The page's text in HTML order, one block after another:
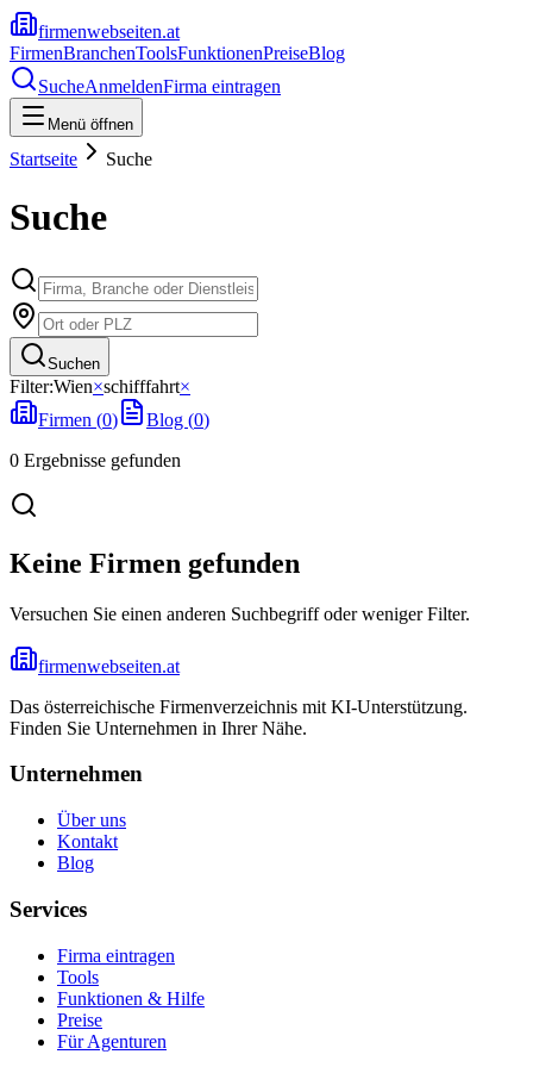
firmenwebseiten.at
FirmenBranchenToolsFunktionenPreiseBlog
SucheAnmeldenFirma eintragen
Menü öffnen
Startseite Suche
Suche
Suchen
Filter:Wien×schifffahrt×
Firmen (0) Blog (0)
0 Ergebnisse gefunden
Keine Firmen gefunden
Versuchen Sie einen anderen Suchbegriff oder weniger Filter.
firmenwebseiten.at
Das österreichische Firmenverzeichnis mit KI-Unterstützung.
Finden Sie Unternehmen in Ihrer Nähe.
Unternehmen
Über uns
Kontakt
Blog
Services
Firma eintragen
Tools
Funktionen & Hilfe
Preise
Für Agenturen